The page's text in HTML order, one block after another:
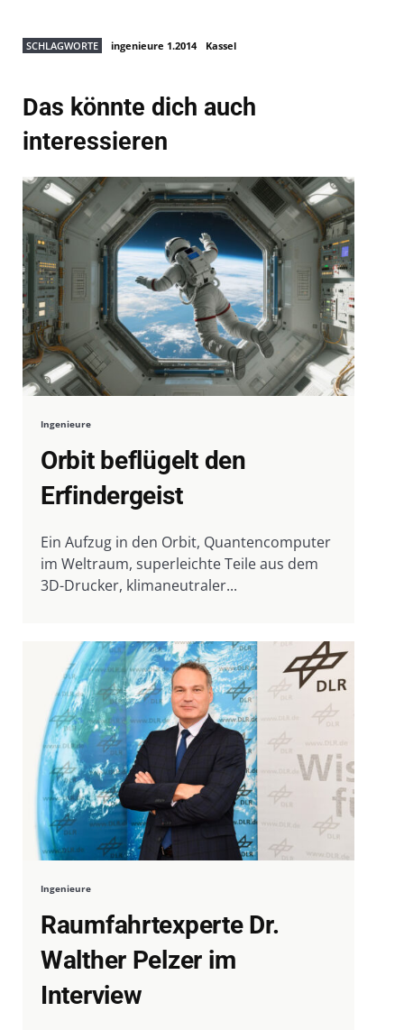
SCHLAGWORTE ingenieure 1.2014 Kassel
Das könnte dich auch
interessieren
Ingenieure
Orbit beflügelt den
Erfindergeist
Ein Aufzug in den Orbit, Quantencomputer
im Weltraum, superleichte Teile aus dem
3D-Drucker, klimaneutraler...
Ingenieure
Raumfahrtexperte Dr.
Walther Pelzer im
Interview